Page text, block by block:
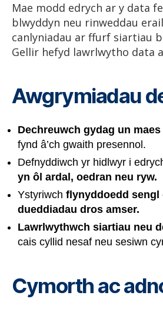
Mae modd edrych ar y data
blwyddyn neu rinweddau
canlyniadau ar ffurf siartiau
Gellir hefyd lawrlwytho data
Awgrymiadau
Dechreuwch gydag un
fynd â’ch gwaith presennol.
Defnyddiwch yr hidlwyr i
yn ôl ardal, oedran neu ryw.
Ystyriwch flynyddoedd sengl
dueddiadau dros amser.
Lawrlwythwch siartiau neu
cais cyllid nesaf neu sesiwn
Cymorth ac